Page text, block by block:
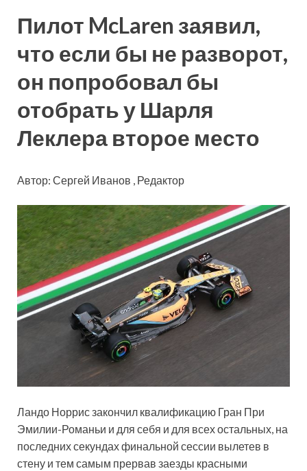
Пилот McLaren заявил,
что если бы не разворот,
он попробовал бы
отобрать у Шарля
Леклера второе место
Автор: Сергей Иванов , Редактор
Ландо Норрис закончил квалификацию Гран При
Эмилии-Романьи и для себя и для всех остальных, на
последних секундах финальной сессии вылетев в
стену и тем самым прервав заезды красными